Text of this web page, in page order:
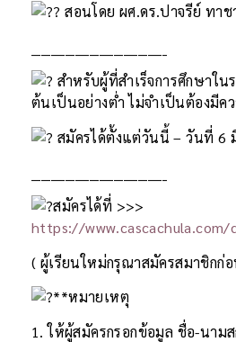
สอนโดย ผศ.ดร.ปาจรีย์ ทาช
สำหรับผู้ที่สำเร็จการศึกษาใ
ต้นเป็นอย่างต่ำ ไม่จำเป็นต้องมีค
สมัครได้ตั้งแต่วันนี้ – วันที่ 6
สมัครได้ที่ >>>
https://www.cascachula.com/
( ผู้เรียนใหม่กรุณาสมัครสมาชิกก่
**หมายเหตุ
1. ให้ผู้สมัครกรอกข้อมูล ชื่อ-นาม